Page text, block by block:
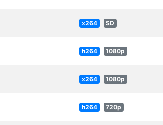
x264 SD
h264 1080p
x264 1080p
h264 720p